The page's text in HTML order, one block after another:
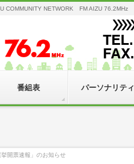
COMMUNITY NETWORK FM AIZU 76.2MHz
番組表 パーソナリティ
挙開票速報」のお知らせ